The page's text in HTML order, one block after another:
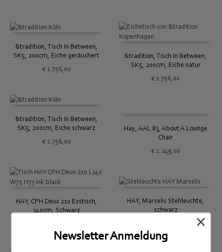
&tradition, Tisch In Between,
SK5, 200cm, Eiche geräuchert
€1.756,00
&tradition, Tisch In Between,
SK5, 200cm, Eiche natur
€ 1.756,00
&tradition, Tisch In Between,
SK5, 200cm, Eiche schwarz
€1.756,00
Hay, AAL 83, About A Lounge
Chair
€1.249,00
HAY, CPH Deux 210 Esstisch,
140cm, Schwarz
HAY, Marselis Stehleuchte,
schwarz
Newsletter Anmeldung
×